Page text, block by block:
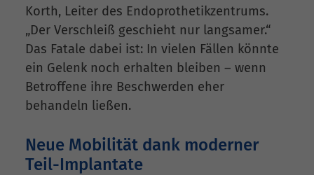
Korth, Leiter des Endoprothetikzentrums.
„Der Verschleiß geschieht nur langsamer.“
Das Fatale dabei ist: In vielen Fällen könnte
ein Gelenk noch erhalten bleiben – wenn
Betroffene ihre Beschwerden eher
behandeln ließen.
Neue Mobilität dank moderner
Teil-Implantate